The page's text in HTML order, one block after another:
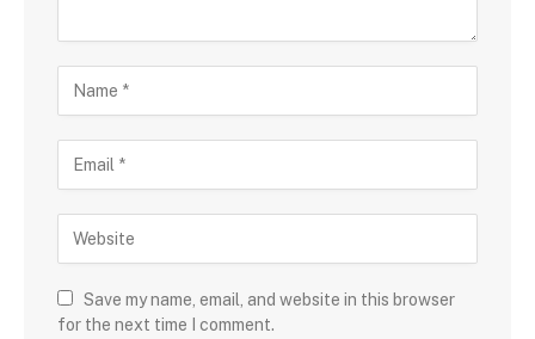
Save my name, email, and website in this browser
for the next time I comment.